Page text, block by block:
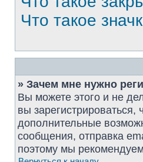
Что такое
» Зачем мне нужно
Вы можете этого и не
вы
дополнительные
сообщения, отправка
поэтому мы